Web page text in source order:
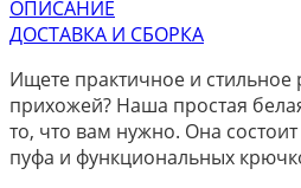
ОПИСАНИЕ
ДОСТАВКА И СБОРКА
Ищете практичное и
прихожей? Наша простая
то, что вам нужно. Она
пуфа и функциональных